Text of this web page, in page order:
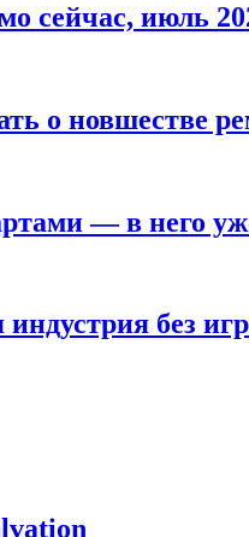
сейчас, июль
о новшестве
— в него
без